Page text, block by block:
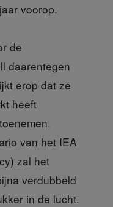
voorop.
de
daarentegen
erop dat ze
heeft
van het IEA
zal het
verdubbeld
in de lucht.